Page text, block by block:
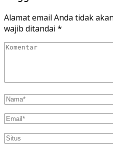
jendela
baru) baru)
Alamat email Anda tidak
wajib ditandai *